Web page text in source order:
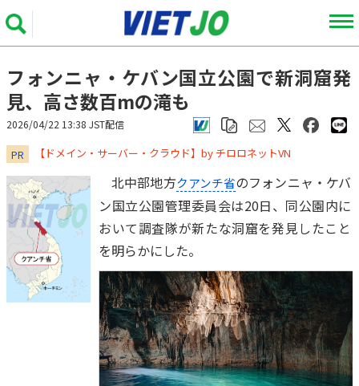
フォンニャ・ケバン国立公園で新洞窟発
見、高さ数百mの滝も
2026/04/22 13:38 JST配信
PR ​​​​​​​【ドメイン・サーバー・クラウド】by チロロネットVN
北中部地方クアンチ省のフォンニャ・ケバ
ン国立公園管理委員会は20日、同公園内に
おいて調査隊が新たな洞窟を発見したこと
を明らかにした。